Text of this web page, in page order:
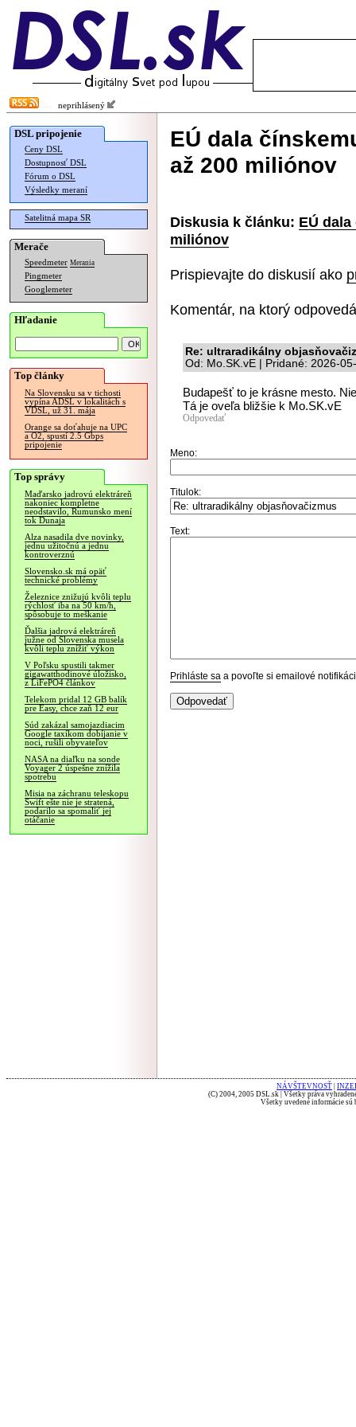
neprihlásený
DSL pripojenie
Ceny DSL
Dostupnosť DSL
Fórum o DSL
Výsledky meraní
Satelitná mapa SR
Merače
Speedmeter Merania
Pingmeter
Googlemeter
Hľadanie
Top články
Na Slovensku sa v tichosti
vypína ADSL v lokalitách s
VDSL, už 31. mája
Orange sa doťahuje na UPC
a O2, spustí 2.5 Gbps
pripojenie
Top správy
Maďarsko jadrovú elektráreň
nakoniec kompletne
neodstavilo, Rumunsko mení
tok Dunaja
Alza nasadila dve novinky,
jednu užitočnú a jednu
kontroverznú
Slovensko.sk má opäť
technické problémy
Železnice znižujú kvôli teplu
rýchlosť iba na 50 km/h,
spôsobuje to meškanie
Ďalšia jadrová elektráreň
južne od Slovenska musela
kvôli teplu znížiť výkon
V Poľsku spustili takmer
gigawatthodinové úložisko,
z LiFePO4 článkov
Telekom pridal 12 GB balík
pre Easy, chce zaň 12 eur
Súd zakázal samojazdiacim
Google taxíkom dobíjanie v
noci, rušili obyvateľov
NASA na diaľku na sonde
Voyager 2 úspešne znížila
spotrebu
Misia na záchranu teleskopu
Swift ešte nie je stratená,
podarilo sa spomaliť jej
otáčanie
EÚ dala
až 200 miliónov
Diskusia k článku: EÚ
miliónov
Prispievajte do diskusií ako
Komentár, na ktorý
Re: ultraradikálny
Od: Mo.SK.vE | Pridané: 2026-
Budapešť to je krásne mesto.
Tá je oveľa bližšie k Mo.SK.vE
Odpovedať
Meno:
Titulok:
Text:
Prihláste sa a povoľte si emailové
NÁVŠTEVNOSŤ
(C) 2004, 2005 DSL.sk | Všetky práva
Všetky uvedené informácie sú